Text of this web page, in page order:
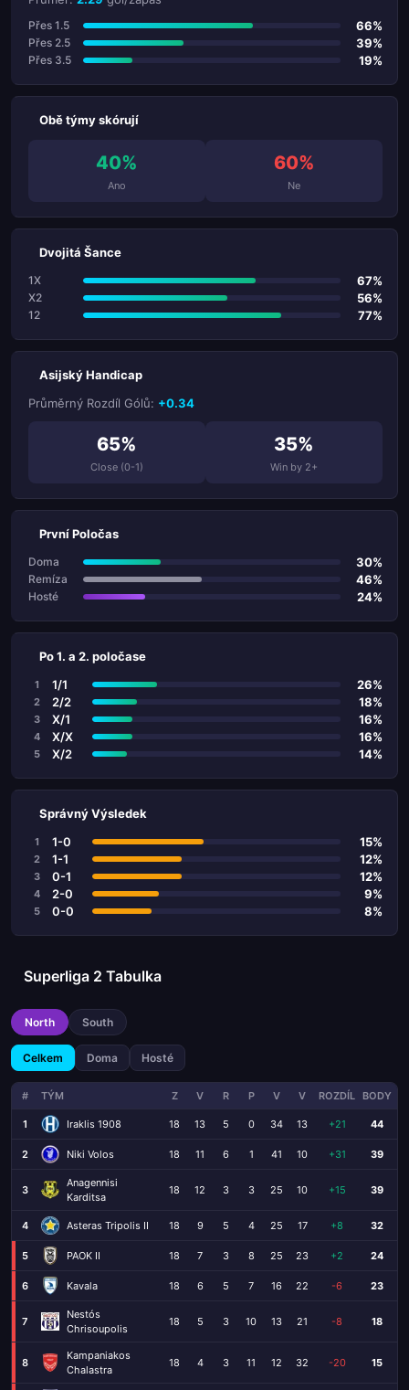
Přes 1.5 66%
Přes 2.5 39%
Přes 3.5 19%
Obě týmy skórují
40%
Ano
60%
Ne
Dvojitá Šance
1X 67%
X2 56%
12 77%
Asijský Handicap
Průměrný Rozdíl Gólů: +0.34
65%
Close (0-1)
35%
Win by 2+
První Poločas
Doma 30%
Remíza 46%
Hosté 24%
Po 1. a 2. poločase
1 1/1 26%
2 2/2 18%
3 X/1 16%
4 X/X 16%
5 X/2 14%
Správný Výsledek
1 1-0 15%
2 1-1 12%
3 0-1 12%
4 2-0 9%
5 0-0 8%
Superliga 2 Tabulka
North South
Celkem Doma Hosté
# TÝM Z V R P V V ROZDÍL BODY
1 Iraklis 1908 18 13 5 0 34 13 +21 44
2 Niki Volos 18 11 6 1 41 10 +31 39
3
Anagennisi
Karditsa
18 12 3 3 25 10 +15 39
4 Asteras Tripolis II 18 9 5 4 25 17 +8 32
5 PAOK II 18 7 3 8 25 23 +2 24
6 Kavala 18 6 5 7 16 22 -6 23
7
Nestós
Chrisoupolis
18 5 3 10 13 21 -8 18
8
Kampaniakos
Chalastra
18 4 3 11 12 32 -20 15